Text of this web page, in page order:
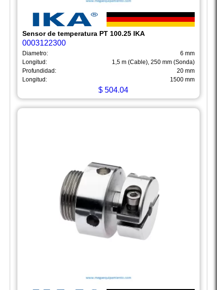
Sensor de temperatura PT 100.25 IKA
0003122300
Diametro:
6 mm
Longitud:
1,5 m (Cable), 250 mm (Sonda)
Profundidad:
20 mm
Longitud:
1500 mm
$ 504.04